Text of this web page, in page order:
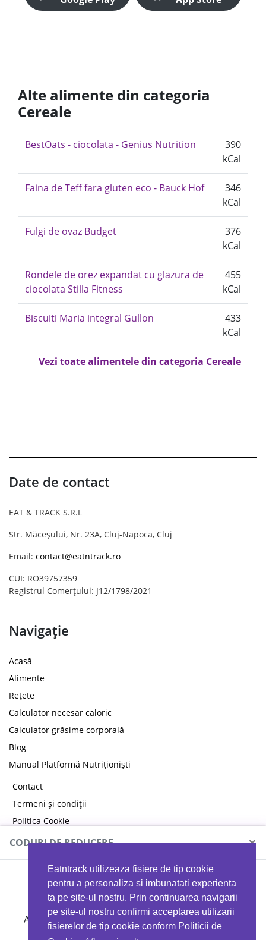
Eatntrack utilizeaza fisiere de tip cookie
pentru a personaliza si imbunatati experienta
ta pe site-ul nostru. Prin continuarea navigarii
pe site-ul nostru confirmi acceptarea utilizarii
fisierelor de tip cookie conform Politicii de
Alte alimente din categoria
Cereale
BestOats - ciocolata - Genius Nutrition
390
kCal
Faina de Teff fara gluten eco - Bauck Hof
346
kCal
Fulgi de ovaz Budget
376
kCal
Rondele de orez expandat cu glazura de
ciocolata Stilla Fitness
455
kCal
Biscuiti Maria integral Gullon
433
kCal
Vezi toate alimentele din categoria Cereale
Date de contact
EAT & TRACK S.R.L
Str. Măceșului, Nr. 23A, Cluj-Napoca, Cluj
Email: contact@eatntrack.ro
CUI: RO39757359
Registrul Comerțului: J12/1798/2021
Navigație
Acasă
Alimente
Rețete
Calculator necesar caloric
Calculator grăsime corporală
Blog
Manual Platformă Nutriționiști
Contact
Termeni și condiții
Politica Cookie
Politica de confidențialitate
CODURI DE REDUCERE ×
MYPROTEIN
Ai 40%reducere la orice comandă folosind codul
EATTRACK